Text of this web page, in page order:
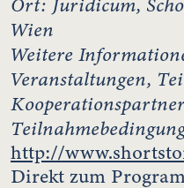
Wien
Weitere
Veranstaltungen,
http://
Direkt zum